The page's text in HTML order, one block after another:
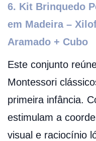
6. Kit Brinquedo
em Madeira –
Aramado + Cubo
Este conjunto
Montessori
primeira infância.
estimulam a
visual e raciocínio